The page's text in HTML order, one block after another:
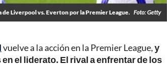
de Liverpool vs. Everton por la Premier League. Foto: Getty
vuelve a la acción en la Premier League,y
el liderato. El rival a enfrentar de los